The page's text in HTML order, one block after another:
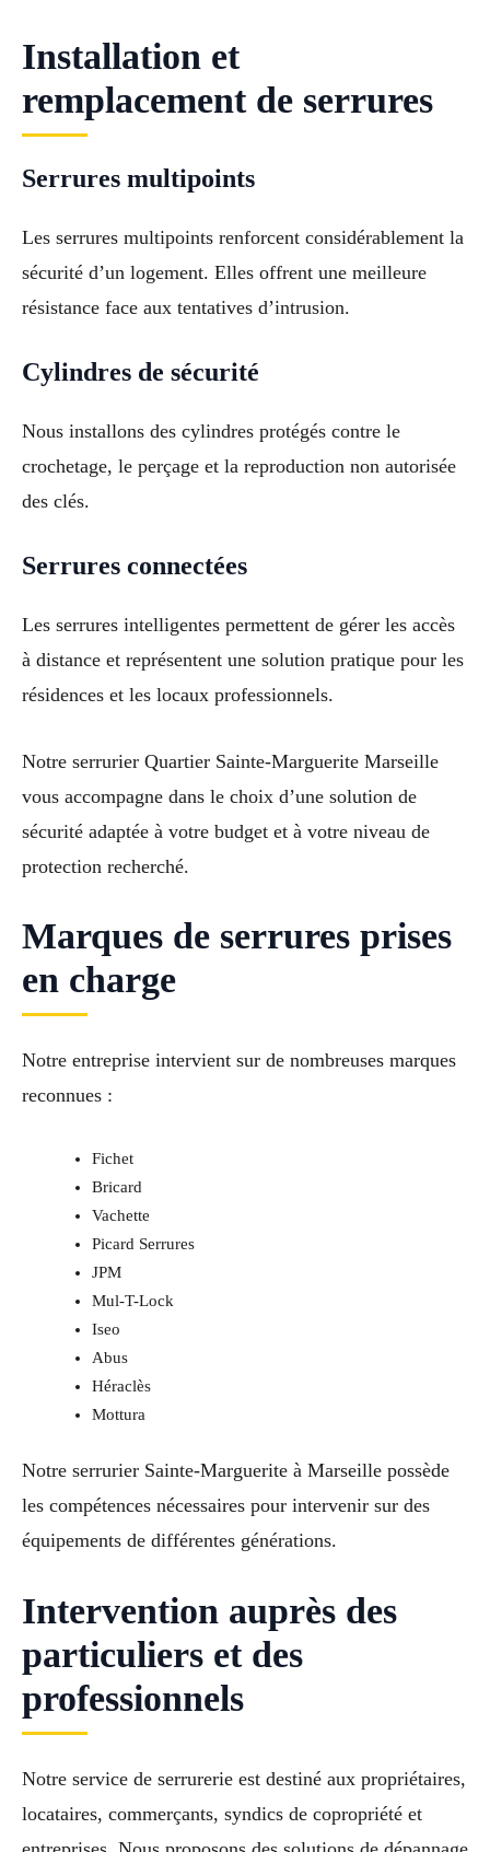
Installation et
remplacement de serrures
Serrures multipoints
Les serrures multipoints renforcent considérablement la
sécurité d’un logement. Elles offrent une meilleure
résistance face aux tentatives d’intrusion.
Cylindres de sécurité
Nous installons des cylindres protégés contre le
crochetage, le perçage et la reproduction non autorisée
des clés.
Serrures connectées
Les serrures intelligentes permettent de gérer les accès
à distance et représentent une solution pratique pour les
résidences et les locaux professionnels.
Notre serrurier Quartier Sainte-Marguerite Marseille
vous accompagne dans le choix d’une solution de
sécurité adaptée à votre budget et à votre niveau de
protection recherché.
Marques de serrures prises
en charge
Notre entreprise intervient sur de nombreuses marques
reconnues :
Fichet
Bricard
Vachette
Picard Serrures
JPM
Mul-T-Lock
Iseo
Abus
Héraclès
Mottura
Notre serrurier Sainte-Marguerite à Marseille possède
les compétences nécessaires pour intervenir sur des
équipements de différentes générations.
Intervention auprès des
particuliers et des
professionnels
Notre service de serrurerie est destiné aux propriétaires,
locataires, commerçants, syndics de copropriété et